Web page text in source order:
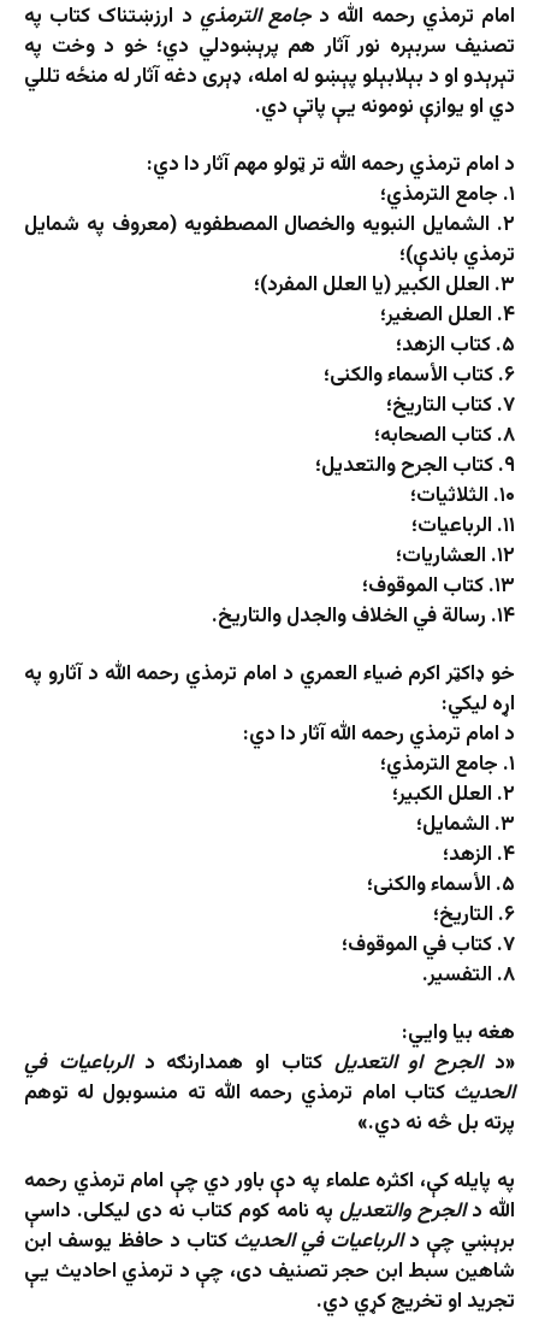
امام ترمذي رحمه الله د جامع الترمذي د ارزښتناک کتاب په
تصنیف سربېره نور آثار هم پرېښودلي دي؛ خو د وخت په
تېرېدو او د بېلابېلو پېښو له امله، ډېری دغه آثار له منځه تللي
دي او یوازې نومونه یې پاتې دي.
د امام ترمذي رحمه الله تر ټولو مهم آثار دا دي:
۱. جامع الترمذي؛
۲. الشمایل النبویه والخصال المصطفویه (معروف په شمایل
ترمذي باندې)؛
۳. العلل الکبیر (یا العلل المفرد)؛
۴. العلل الصغیر؛
۵. کتاب الزهد؛
۶. کتاب الأسماء والکنی؛
۷. کتاب التاریخ؛
۸. کتاب الصحابه؛
۹. کتاب الجرح والتعدیل؛
۱۰. الثلاثیات؛
۱۱. الرباعیات؛
۱۲. العشاریات؛
۱۳. کتاب الموقوف؛
۱۴. رسالة في الخلاف والجدل والتاریخ.
خو ډاکټر اکرم ضیاء العمري د امام ترمذي رحمه الله د آثارو په
اړه لیکي:
د امام ترمذي رحمه الله آثار دا دي:
۱. جامع الترمذي؛
۲. العلل الکبیر؛
۳. الشمایل؛
۴. الزهد؛
۵. الأسماء والکنی؛
۶. التاریخ؛
۷. کتاب في الموقوف؛
۸. التفسیر.
هغه بیا وايي:
«دالجرح او التعدیل کتاب او همدارنګه دالرباعیات في
الحدیث کتاب امام ترمذي رحمه الله ته منسوبول له توهم
پرته بل څه نه دي.»
په پایله کې، اکثره علماء په دې باور دي چې امام ترمذي رحمه
الله دالجرح والتعدیل په نامه کوم کتاب نه دی لیکلی. داسې
برېښي چې دالرباعیات في الحدیث کتاب د حافظ یوسف ابن
شاهین سبط ابن حجر تصنیف دی، چې د ترمذي احادیث یې
تجرید او تخریج کړي دي.